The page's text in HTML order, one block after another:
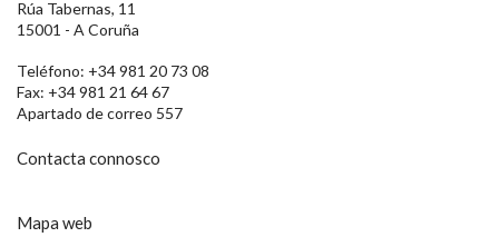
Rúa Tabernas, 11
15001 - A Coruña
Teléfono: +34 981 20 73 08
Fax: +34 981 21 64 67
Apartado de correo 557
Contacta connosco
Mapa web